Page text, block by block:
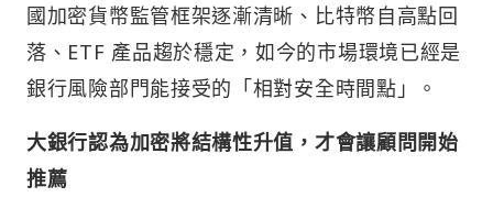
國加密貨幣監管框架逐漸清晰、比特幣自高點回
落、ETF 產品趨於穩定，如今的市場環境已經是
銀行風險部門能接受的「相對安全時間點」。
大銀行認為加密將結構性升值，才會讓顧問開始
推薦